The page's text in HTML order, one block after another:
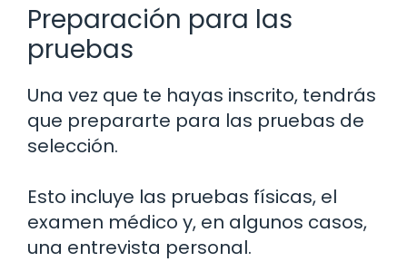
Preparación para las
pruebas
Una vez que te hayas inscrito, tendrás
que prepararte para las pruebas de
selección.
Esto incluye las pruebas físicas, el
examen médico y, en algunos casos,
una entrevista personal.